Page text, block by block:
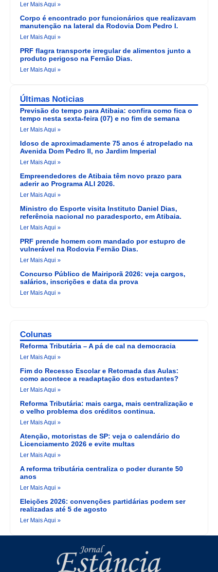
Ler Mais Aqui »
Corpo é encontrado por funcionários que realizavam
manutenção na lateral da Rodovia Dom Pedro I.
Ler Mais Aqui »
PRF flagra transporte irregular de alimentos junto a
produto perigoso na Fernão Dias.
Ler Mais Aqui »
Últimas Noticias
Previsão do tempo para Atibaia: confira como fica o
tempo nesta sexta-feira (07) e no fim de semana
Ler Mais Aqui »
Idoso de aproximadamente 75 anos é atropelado na
Avenida Dom Pedro II, no Jardim Imperial
Ler Mais Aqui »
Empreendedores de Atibaia têm novo prazo para
aderir ao Programa ALI 2026.
Ler Mais Aqui »
Ministro do Esporte visita Instituto Daniel Dias,
referência nacional no paradesporto, em Atibaia.
Ler Mais Aqui »
PRF prende homem com mandado por estupro de
vulnerável na Rodovia Fernão Dias.
Ler Mais Aqui »
Concurso Público de Mairiporã 2026: veja cargos,
salários, inscrições e data da prova
Ler Mais Aqui »
Colunas
Reforma Tributária – A pá de cal na democracia
Ler Mais Aqui »
Fim do Recesso Escolar e Retomada das Aulas:
como acontece a readaptação dos estudantes?
Ler Mais Aqui »
Reforma Tributária: mais carga, mais centralização e
o velho problema dos créditos continua.
Ler Mais Aqui »
Atenção, motoristas de SP: veja o calendário do
Licenciamento 2026 e evite multas
Ler Mais Aqui »
A reforma tributária centraliza o poder durante 50
anos
Ler Mais Aqui »
Eleições 2026: convenções partidárias podem ser
realizadas até 5 de agosto
Ler Mais Aqui »